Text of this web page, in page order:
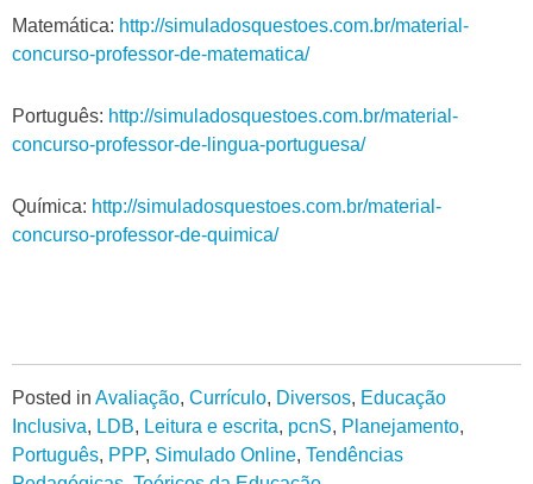
Matemática: http://simuladosquestoes.com.br/material-
concurso-professor-de-matematica/
Português: http://simuladosquestoes.com.br/material-
concurso-professor-de-lingua-portuguesa/
Química: http://simuladosquestoes.com.br/material-
concurso-professor-de-quimica/
Posted in Avaliação, Currículo, Diversos, Educação
Inclusiva, LDB, Leitura e escrita, pcnS, Planejamento,
Português, PPP, Simulado Online, Tendências